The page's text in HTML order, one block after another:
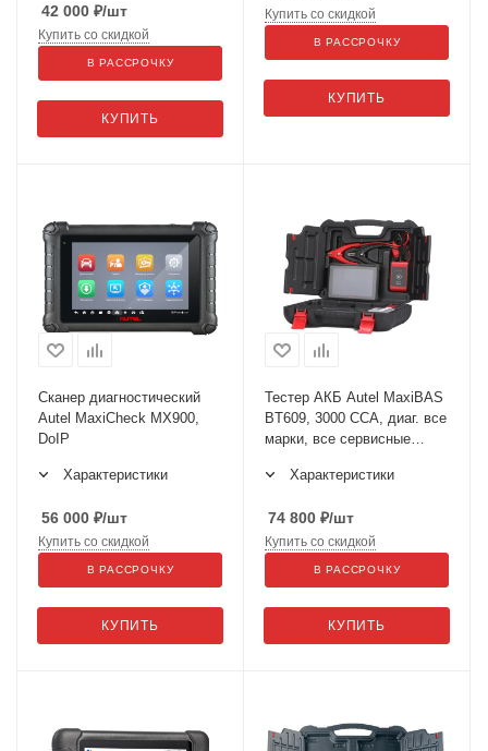
42 000 ₽/шт
КУПИТЬ
Купить со скидкой
В РАССРОЧКУ
КУПИТЬ
Купить со скидкой
В РАССРОЧКУ
Сканер диагностический
Autel MaxiCheck MX900,
DoIP
Характеристики
56 000 ₽/шт
КУПИТЬ
Купить со скидкой
В РАССРОЧКУ
Тестер АКБ Autel MaxiBAS
BT609, 3000 CCA, диаг. все
марки, все сервисные
Характеристики
74 800 ₽/шт
КУПИТЬ
Купить со скидкой
В РАССРОЧКУ